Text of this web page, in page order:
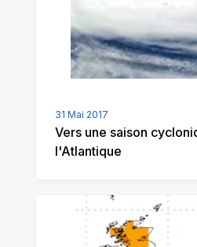
31 Mai 2017
Vers une saison
l'Atlantique